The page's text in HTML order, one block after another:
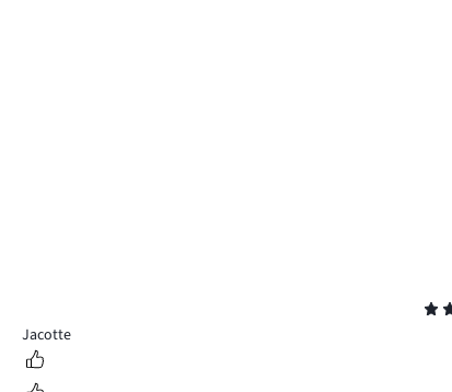
4
Jacotte